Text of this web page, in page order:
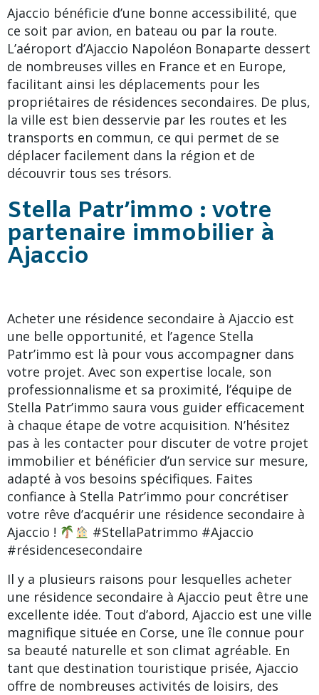
Ajaccio bénéficie d’une bonne accessibilité, que
ce soit par avion, en bateau ou par la route.
L’aéroport d’Ajaccio Napoléon Bonaparte dessert
de nombreuses villes en France et en Europe,
facilitant ainsi les déplacements pour les
propriétaires de résidences secondaires. De plus,
la ville est bien desservie par les routes et les
transports en commun, ce qui permet de se
déplacer facilement dans la région et de
découvrir tous ses trésors.
Stella Patr’immo : votre
partenaire immobilier à
Ajaccio
Acheter une résidence secondaire à Ajaccio est
une belle opportunité, et l’agence Stella
Patr’immo est là pour vous accompagner dans
votre projet. Avec son expertise locale, son
professionnalisme et sa proximité, l’équipe de
Stella Patr’immo saura vous guider efficacement
à chaque étape de votre acquisition. N’hésitez
pas à les contacter pour discuter de votre projet
immobilier et bénéficier d’un service sur mesure,
adapté à vos besoins spécifiques. Faites
confiance à Stella Patr’immo pour concrétiser
votre rêve d’acquérir une résidence secondaire à
Ajaccio !
#StellaPatrimmo #Ajaccio
#résidencesecondaire
Il y a plusieurs raisons pour lesquelles acheter
une résidence secondaire à Ajaccio peut être une
excellente idée. Tout d’abord, Ajaccio est une ville
magnifique située en Corse, une île connue pour
sa beauté naturelle et son climat agréable. En
tant que destination touristique prisée, Ajaccio
offre de nombreuses activités de loisirs, des